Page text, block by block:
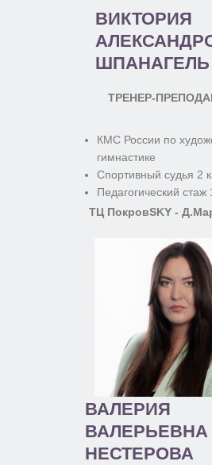
ВАЛЕРИЯ
ВАЛЕРЬЕВНА
НЕСТЕРОВА
ВИКТОРИЯ
ШПАНАГЕЛЬ
ТЦ ПокровSKY -
ТРЕНЕР-
КМС России по
гимнастике
Спортивный судья 2
Педагогический стаж